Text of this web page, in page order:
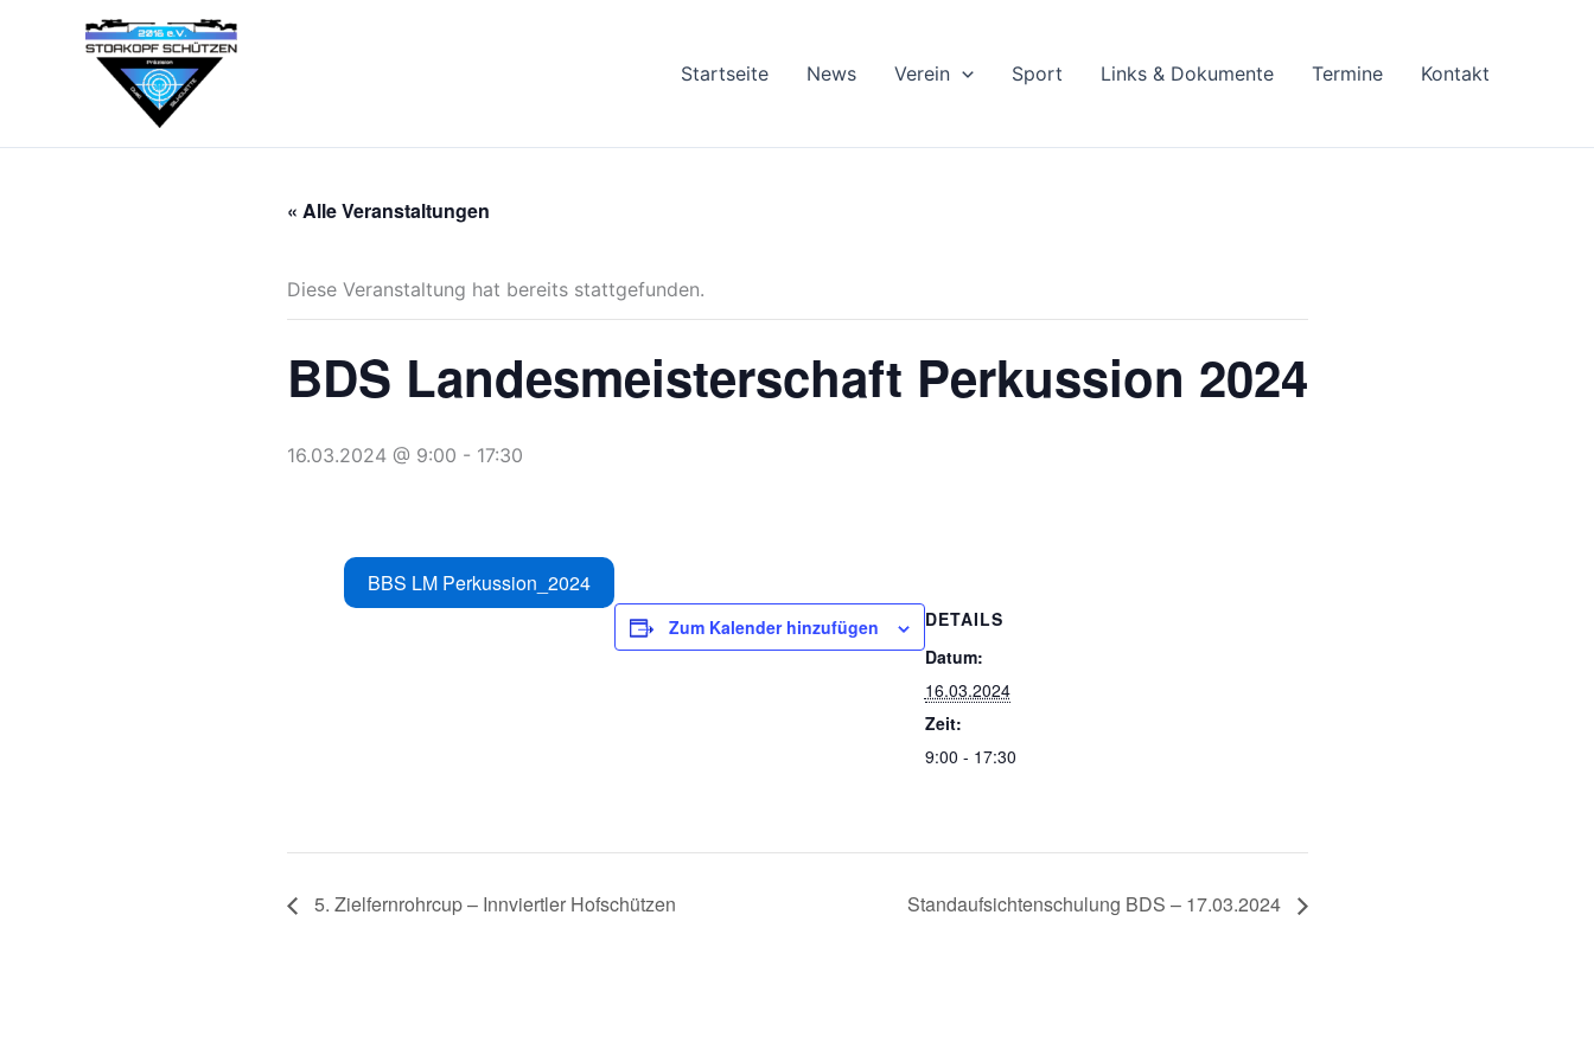
Startseite News Verein Sport Links & Dokumente Termine Kontakt
« Alle Veranstaltungen
Diese Veranstaltung hat bereits stattgefunden.
BDS Landesmeisterschaft Perkussion 2024
16.03.2024 @ 9:00 - 17:30
BBS LM Perkussion_2024
Zum Kalender hinzufügen
DETAILS
Datum:
16.03.2024
Zeit:
9:00 - 17:30
5. Zielfernrohrcup – Innviertler Hofschützen Standaufsichtenschulung BDS – 17.03.2024